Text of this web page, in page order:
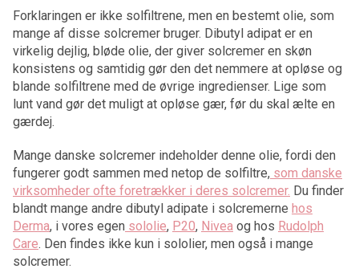
Forklaringen er ikke solfiltrene, men en bestemt olie, som
mange af disse solcremer bruger. Dibutyl adipat er en
virkelig dejlig, bløde olie, der giver solcremer en skøn
konsistens og samtidig gør den det nemmere at opløse og
blande solfiltrene med de øvrige ingredienser. Lige som
lunt vand gør det muligt at opløse gær, før du skal ælte en
gærdej.
Mange danske solcremer indeholder denne olie, fordi den
fungerer godt sammen med netop de solfiltre, som danske
virksomheder ofte foretrækker i deres solcremer. Du finder
blandt mange andre dibutyl adipate i solcremerne hos
Derma, i vores egen sololie, P20, Nivea og hos Rudolph
Care. Den findes ikke kun i sololier, men også i mange
solcremer.